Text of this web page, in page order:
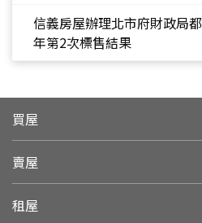
信義房屋辦理北市府財政局
年第2次標售結果
買屋
賣屋
租屋